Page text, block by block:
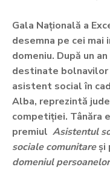
Gala Națională a
desemna pe cei
domeniu. După un
destinate bolnavilor
asistent social în
Alba, reprezintă
competiției. Tânăra
premiul Asistentul
sociale comunitareși
domeniul